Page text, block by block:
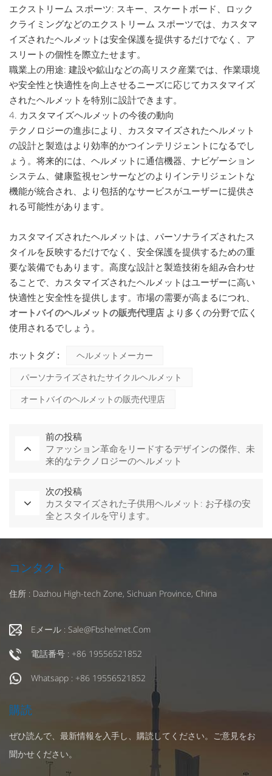
エクストリーム スポーツ: スキー、スケートボード、ロック
クライミングなどのエクストリーム スポーツでは、カスタマ
イズされたヘルメットは安全保護を提供するだけでなく、ア
スリートの個性を際立たせます。
職業上の用途: 建設や鉱山などの高リスク産業では、作業環境
や安全性と快適性を向上させるニーズに応じてカスタマイズ
されたヘルメットを特別に設計できます。
4. カスタマイズヘルメットの今後の動向
テクノロジーの進歩により、カスタマイズされたヘルメット
の設計と製造はより効率的かつインテリジェントになるでし
ょう。将来的には、ヘルメットに通信機器、ナビゲーション
システム、健康監視センサーなどのよりインテリジェントな
機能が統合され、より包括的なサービスがユーザーに提供さ
れる可能性があります。
カスタマイズされたヘルメットは、パーソナライズされたス
タイルを反映するだけでなく、安全保護を提供するための重
要な装備でもあります。高度な設計と製造技術を組み合わせ
ることで、カスタマイズされたヘルメットはユーザーに高い
快適性と安全性を提供します。市場の需要が高まるにつれ、
オートバイのヘルメットの販売代理店 より多くの分野で広く
使用されるでしょう。
ホットタグ :
ヘルメットメーカー
パーソナライズされたサイクルヘルメット
オートバイのヘルメットの販売代理店
前の投稿
ファッション革命をリードするデザインの傑作、未
来的なテクノロジーのヘルメット
次の投稿
カスタマイズされた子供用ヘルメット: お子様の安
全とスタイルを守ります。
コンタクト
住所 : Dazhou High-tech Zone, Sichuan Province, China
Eメール : Sale@fbshelmet.com
電話番号 : +86 19556521852
Whatsapp : +86 19556521852
購読
ぜひ読んで、最新情報を入手し、購読してください。ご意見をお
聞かせください。